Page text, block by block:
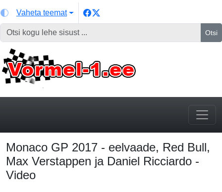
Vaheta teemat
Otsi
Monaco GP 2017 - eelvaade, Red Bull,
Max Verstappen ja Daniel Ricciardo -
Video